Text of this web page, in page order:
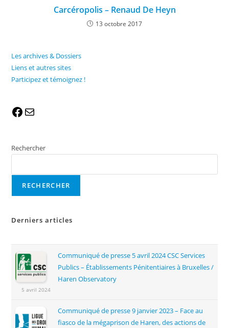
Carcéropolis – Renaud De Heyn
13 octobre 2017
Les archives & Dossiers
Liens et autres sites
Participez et témoignez !
Rechercher
RECHERCHER
Derniers articles
Communiqué de presse 5 avril 2024 CSC Services
Publics – Établissements Pénitentiaires à Bruxelles /
Haren Observatory
5 avril 2024
Communiqué de presse 9 janvier 2023 – Face au
fiasco de la mégaprison de Haren, des actions de